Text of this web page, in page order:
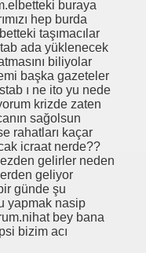
buraya
hep burda
taşımacılar
ada yüklenecek
biliyolar
başka gazeteler
ı ne ito yu nede
krizde zaten
sağolsun
rahatları kaçar
icraat nerde??
gelirler neden
geliyor
günde şu
yapmak nasip
bey bana
bizim acı